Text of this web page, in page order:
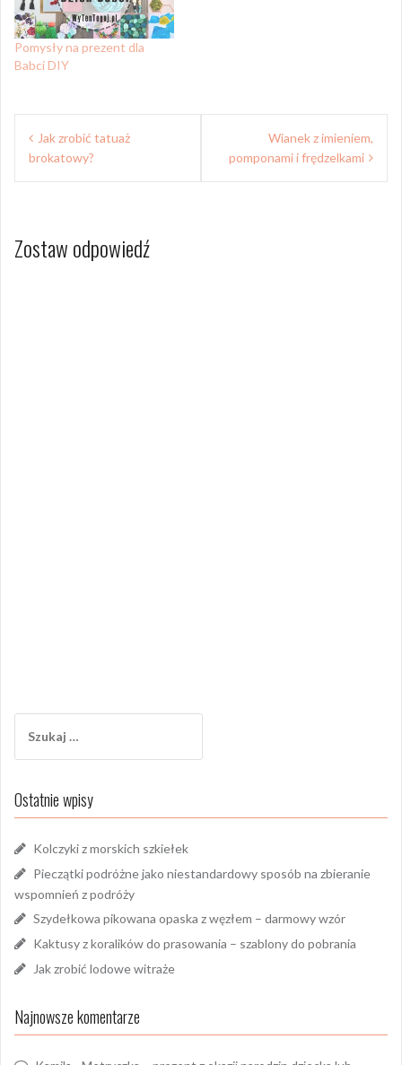
Pomysły na prezent dla
Babci DIY
Nawigacja
wpisu
Jak zrobić tatuaż
brokatowy?
Wianek z imieniem,
pomponami i frędzelkami
Zostaw odpowiedź
Ostatnie wpisy
Kolczyki z morskich szkiełek
Pieczątki podróżne jako niestandardowy sposób na zbieranie
wspomnień z podróży
Szydełkowa pikowana opaska z węzłem – darmowy wzór
Kaktusy z koralików do prasowania – szablony do pobrania
Jak zrobić lodowe witraże
Najnowsze komentarze